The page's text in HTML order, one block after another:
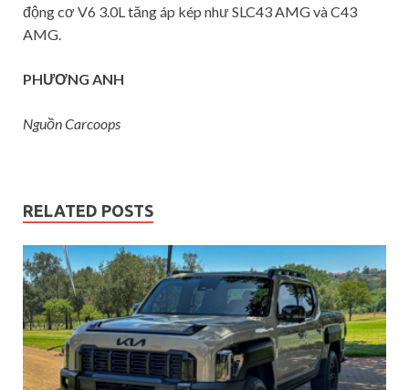
động cơ V6 3.0L tăng áp kép như SLC43 AMG và C43
AMG.
PHƯƠNG ANH
Nguồn Carcoops
RELATED POSTS